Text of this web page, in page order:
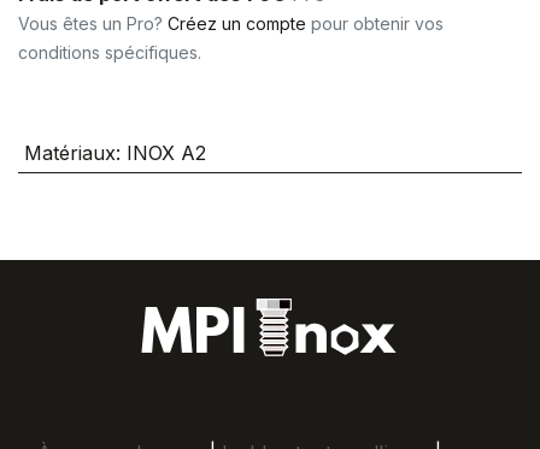
Vous êtes un Pro? Créez un compte pour obtenir vos
conditions spécifiques.
Matériaux: INOX A2